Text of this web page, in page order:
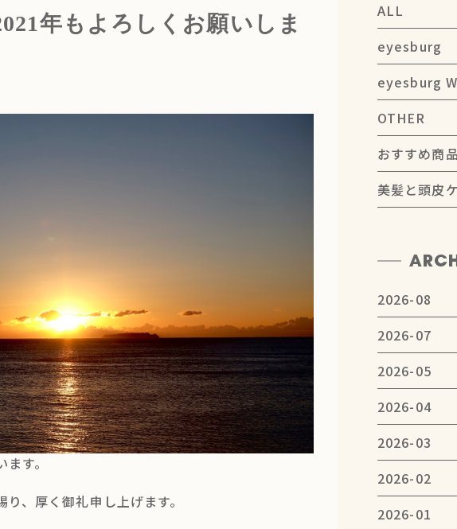
021年も よ ろ し く お願い し ま
す。
、厚く御礼申し上げます。
ALL
eyesburg
eyesburg
OTHER
おすすめ商品
美髪と頭皮
2026-08
2026-07
2026-05
2026-04
2026-03
2026-02
2026-01